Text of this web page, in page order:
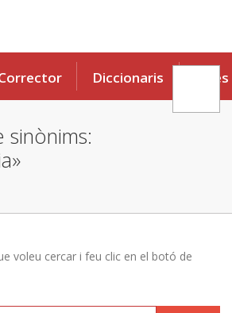
Diccionaris Eines
sinònims:
voleu cercar i feu clic en el botó de